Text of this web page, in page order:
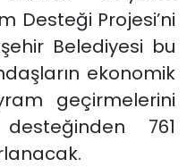
Desteği Projesi’ni
Belediyesi bu
ekonomik
geçirmelerini
761